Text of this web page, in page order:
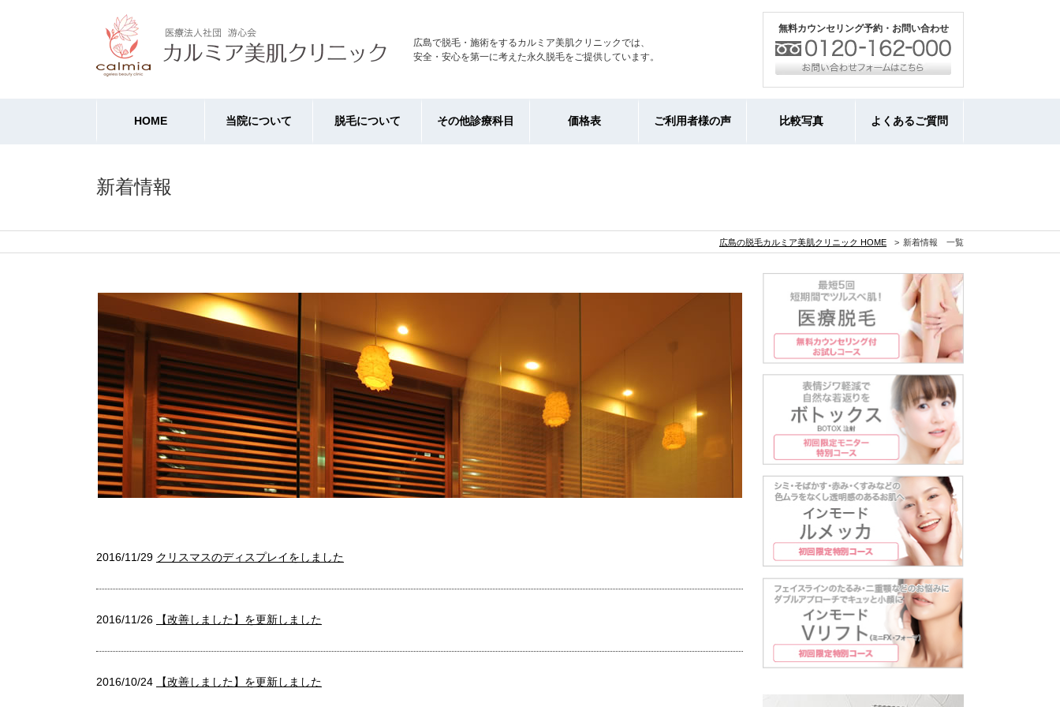
広島で脱毛・施術をするカルミア美肌クリニックでは、
安全・安心を第一に考えた永久脱毛をご提供しています。
無料カウンセリング予約・お問い合わせ
HOME 当院について 脱毛について その他診療科目 価格表 ご利用者様の声 比較写真 よくあるご質問
新着情報
広島の脱毛カルミア美肌クリニック HOME 新着情報 一覧
2016/11/29 クリスマスのディスプレイをしました
2016/11/26 【改善しました】を更新しました
2016/10/24 【改善しました】を更新しました